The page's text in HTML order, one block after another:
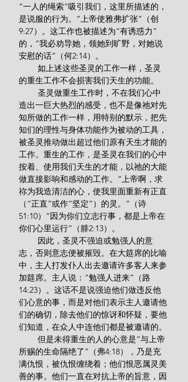
“一人的绳索”吸引我们，这里所描述的，
是说服的行为。“上帝使雅弗扩张”（创
9:27）。这工作也被描述为“有诱惑力”
的，“我必劝导她，领她到旷野，对她说
安慰的话”（何2:14）。
的重生工作不会损害我们天生的功能。
造出一巨大热烈的感受，也不是像祂对先
知所做的工作一样，用特别的默示，把先
知们的理性与身体功能作为被动的工具，
被圣灵推动做出超过他们原有天生才能的
工作。重生的工作，是圣灵在我们的心中
按着、使用我们天生的才能，以祂的大能
做直接影响和感动的工作。“上帝啊，求
祢为我造清洁的心，使我里面重新有正直
（“正直”或作“坚定”）的灵。”（诗
51:10）“因为你们立志行事，都是上帝在
你们心里运行”（腓2:13）。
志，否则意志便被摧毁。在大筵席的比喻
中，主人打发仆人出去邀请许多客人来参
加筵席。主人说：“勉强人进来”（路
14:23）。这话不是说强迫他们做违反他
们心意的事，而是对他们表示主人邀请他
们的确切，除去他们的惊讶和怀疑，要他
们知道，在众人中连他们都是被邀请的。
所赐的生命隔绝了”（弗4:18），乃是充
满仇恨，被仇恨缠绕着；他们恨恶属灵美
善的事。他们一直在对抗上帝的旨意，因